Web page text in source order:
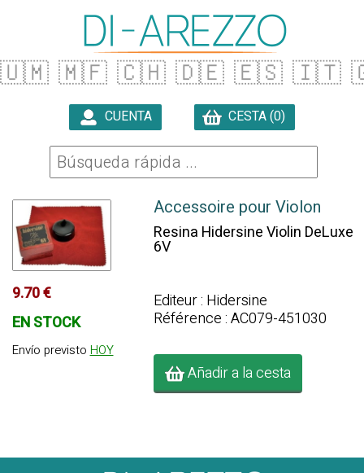
🇺🇲 🇲🇫 🇨🇭 🇩🇪 🇪🇸 🇮🇹
CUENTA CESTA (0)
9.70 €
EN STOCK
Envío previsto HOY
Accessoire pour Violon
Resina Hidersine Violin DeLuxe
6V
Editeur : Hidersine
Référence : AC079-451030
Añadir a la cesta